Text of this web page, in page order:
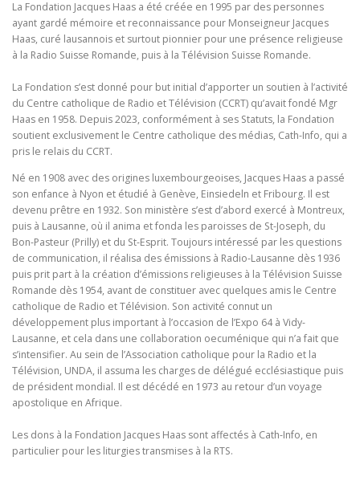
La Fondation Jacques Haas a été créée en 1995 par des personnes
ayant gardé mémoire et reconnaissance pour Monseigneur Jacques
Haas, curé lausannois et surtout pionnier pour une présence religieuse
à la Radio Suisse Romande, puis à la Télévision Suisse Romande.
La Fondation s’est donné pour but initial d’apporter un soutien à l’activité
du Centre catholique de Radio et Télévision (CCRT) qu’avait fondé Mgr
Haas en 1958. Depuis 2023, conformément à ses Statuts, la Fondation
soutient exclusivement le Centre catholique des médias, Cath-Info, qui a
pris le relais du CCRT.
Né en 1908 avec des origines luxembourgeoises, Jacques Haas a passé
son enfance à Nyon et étudié à Genève, Einsiedeln et Fribourg. Il est
devenu prêtre en 1932. Son ministère s’est d’abord exercé à Montreux,
puis à Lausanne, où il anima et fonda les paroisses de St-Joseph, du
Bon-Pasteur (Prilly) et du St-Esprit. Toujours intéressé par les questions
de communication, il réalisa des émissions à Radio-Lausanne dès 1936
puis prit part à la création d’émissions religieuses à la Télévision Suisse
Romande dès 1954, avant de constituer avec quelques amis le Centre
catholique de Radio et Télévision. Son activité connut un
développement plus important à l’occasion de l’Expo 64 à Vidy-
Lausanne, et cela dans une collaboration oecuménique qui n’a fait que
s’intensifier. Au sein de l’Association catholique pour la Radio et la
Télévision, UNDA, il assuma les charges de délégué ecclésiastique puis
de président mondial. Il est décédé en 1973 au retour d’un voyage
apostolique en Afrique.
Les dons à la Fondation Jacques Haas sont affectés à Cath-Info, en
particulier pour les liturgies transmises à la RTS.